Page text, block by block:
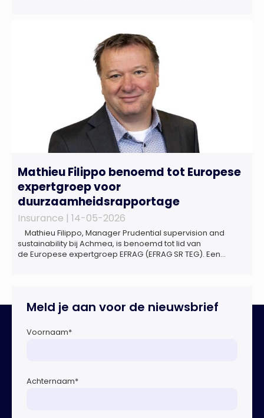
het Market Pulse Report voor het eerste kwartaal van 2026
De bedrijfsmatige […]
Mathieu Filippo benoemd tot Europese
expertgroep voor
duurzaamheidsrapportage
Insurance | 14-05-2026
Mathieu Filippo, Manager Prudential supervision and
sustainability bij Achmea, is benoemd tot lid van
de Europese expertgroep EFRAG (EFRAG SR TEG). Een
Europese Commissie bij het ontwikkelen van […]
Meld je aan voor de nieuwsbrief
Voornaam*
Achternaam*